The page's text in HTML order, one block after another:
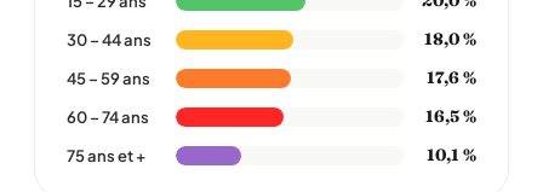
30 – 44 ans 18,0 %
45 – 59 ans 17,6 %
60 – 74 ans 16,5 %
75 ans et + 10,1 %